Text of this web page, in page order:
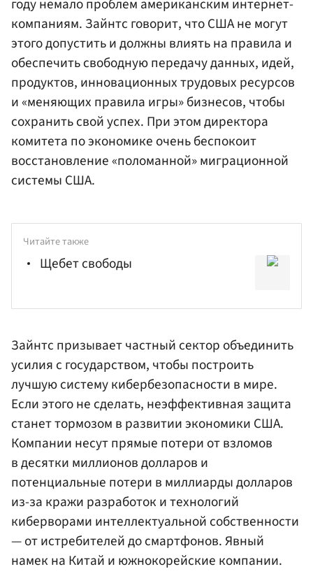
году немало проблем американским интернет-
компаниям. Зайнтс говорит, что США не могут
этого допустить и должны влиять на правила и
обеспечить свободную передачу данных, идей,
продуктов, инновационных трудовых ресурсов
и «меняющих правила игры» бизнесов, чтобы
сохранить свой успех. При этом директора
комитета по экономике очень беспокоит
восстановление «поломанной» миграционной
системы США.
Читайте также
Щебет свободы
Зайнтс призывает частный сектор объединить
усилия с государством, чтобы построить
лучшую систему кибербезопасности в мире.
Если этого не сделать, неэффективная защита
станет тормозом в развитии экономики США.
Компании несут прямые потери от взломов
в десятки миллионов долларов и
потенциальные потери в миллиарды долларов
из-за кражи разработок и технологий
киберворами интеллектуальной собственности
— от истребителей до смартфонов. Явный
намек на Китай и южнокорейские компании.